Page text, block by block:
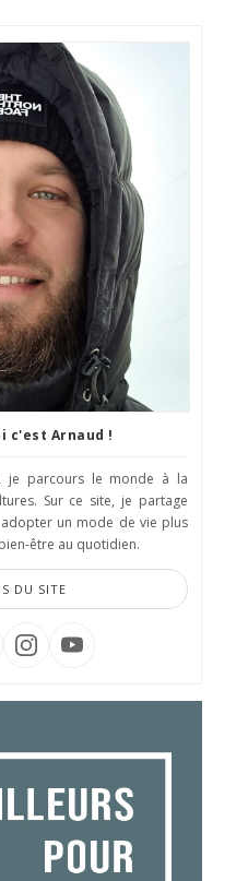
c'est Arnaud !
, je parcours le monde à la
Sur ce site, je partage
un mode de vie plus
être au quotidien.
DU SITE